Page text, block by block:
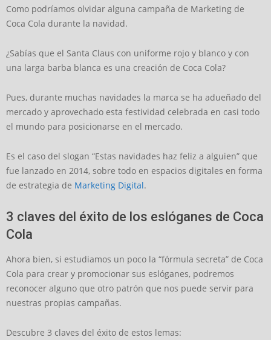
Como podríamos olvidar alguna campaña de Marketing de
Coca Cola durante la navidad.
¿Sabías que el Santa Claus con uniforme rojo y blanco y con
una larga barba blanca es una creación de Coca Cola?
Pues, durante muchas navidades la marca se ha adueñado del
mercado y aprovechado esta festividad celebrada en casi todo
el mundo para posicionarse en el mercado.
Es el caso del slogan “Estas navidades haz feliz a alguien” que
fue lanzado en 2014, sobre todo en espacios digitales en forma
de estrategia de Marketing Digital.
3 claves del éxito de los eslóganes de Coca
Cola
Ahora bien, si estudiamos un poco la “fórmula secreta” de Coca
Cola para crear y promocionar sus eslóganes, podremos
reconocer alguno que otro patrón que nos puede servir para
nuestras propias campañas.
Descubre 3 claves del éxito de estos lemas: